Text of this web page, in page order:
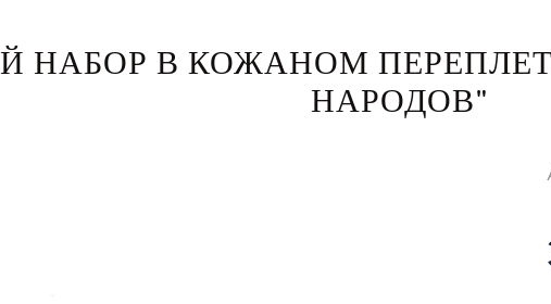
НАБОР В КОЖАНОМ
НАРОДОВ"